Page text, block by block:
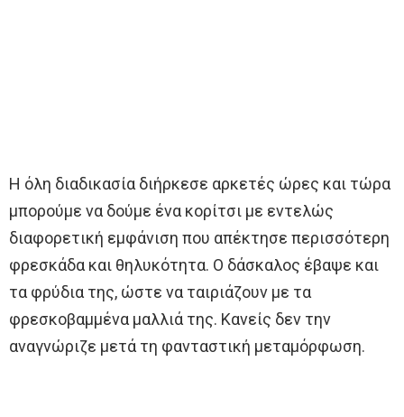
Η όλη διαδικασία διήρκεσε αρκετές ώρες και τώρα
μπορούμε να δούμε ένα κορίτσι με εντελώς
διαφορετική εμφάνιση που απέκτησε περισσότερη
φρεσκάδα και θηλυκότητα. Ο δάσκαλος έβαψε και
τα φρύδια της, ώστε να ταιριάζουν με τα
φρεσκοβαμμένα μαλλιά της. Κανείς δεν την
αναγνώριζε μετά τη φανταστική μεταμόρφωση.